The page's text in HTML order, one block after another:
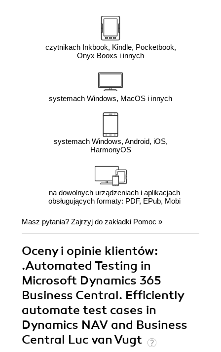
czytnikach Inkbook, Kindle, Pocketbook,
Onyx Booxs i innych
systemach Windows, MacOS i innych
systemach Windows, Android, iOS,
HarmonyOS
na dowolnych urządzeniach i aplikacjach
obsługujących formaty: PDF, EPub, Mobi
Masz pytania? Zajrzyj do zakładki Pomoc »
Oceny i opinie klientów:
.Automated Testing in
Microsoft Dynamics 365
Business Central. Efficiently
automate test cases in
Dynamics NAV and Business
Central Luc van Vugt